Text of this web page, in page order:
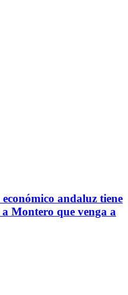
andaluz tiene
Montero que venga a